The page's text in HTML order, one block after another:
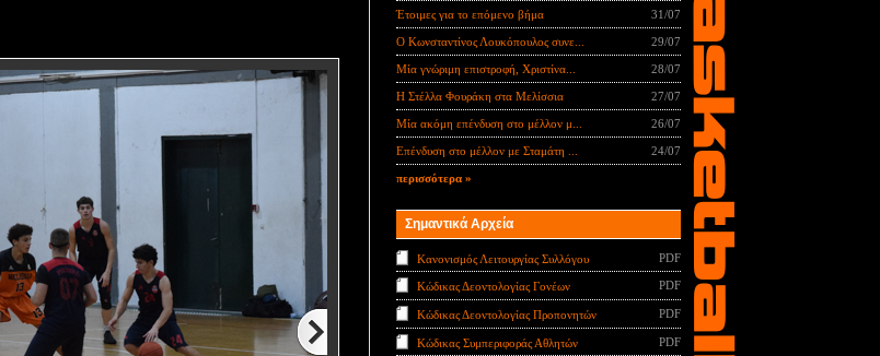
Έτοιμες για το επόμενο βήμα 31/07
Ο Κωνσταντίνος Λουκόπουλος συνε... 29/07
Μία γνώριμη επιστροφή, Χριστίνα... 28/07
Η Στέλλα Φουράκη στα Μελίσσια 27/07
Μία ακόμη επένδυση στο μέλλον μ... 26/07
Επένδυση στο μέλλον με Σταμάτη ... 24/07
περισσότερα »
Σημαντικά Αρχεία
Κανονισμός Λειτουργίας Συλλόγου PDF
Κώδικας Δεοντολογίας Γονέων PDF
Κώδικας Δεοντολογίας Προπονητών PDF
Κώδικας Συμπεριφοράς Αθλητών PDF